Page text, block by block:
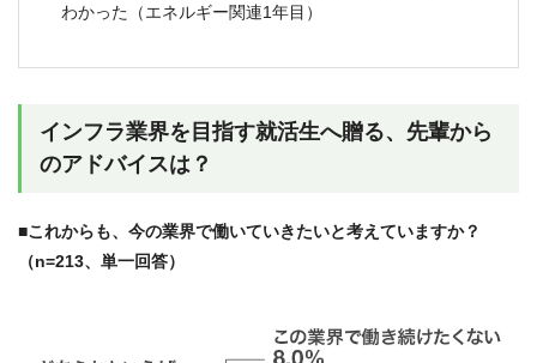
わかった（エネルギー関連1年目）
インフラ業界を目指す就活生へ贈る、先輩から
のアドバイスは？
■これからも、今の業界で働いていきたいと考えていますか？
（n=213、単一回答）